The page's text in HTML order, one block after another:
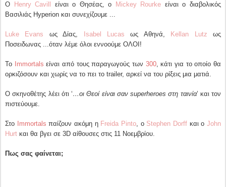
Ο Henry Cavill είναι ο Θησέας, ο Mickey Rourke είναι ο διαβολικός
Βασιλιάς Hyperion και συνεχίζουμε ...
Luke Evans ως Δίας, Isabel Lucas ως Αθηνά, Kellan Lutz ως
Ποσειδωνας ...όταν λέμε όλοι εννοούμε ΟΛΟΙ!
Το Immortals είναι από τους παραγωγούς των 300, κάτι για το οποίο θα
ορκιζόσουν και χωρίς να το πει το trailer, αρκεί να του ρίξεις μια ματιά.
Ο σκηνοθέτης λέει ότι ‘…οι Θεοί είναι σαν superheroes στη ταινία’ και τον
πιστεύουμε.
Στο Immortalsπαίζουν ακόμη η Freida Pinto, ο Stephen Dorff και οJohn
Hurt και θα βγει σε 3D αίθουσες στις 11 Νοεμβρίου.
Πως σας φαίνεται;